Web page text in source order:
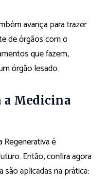
avança para trazer
de órgãos com o
que fazem,
órgão lesado.
a Medicina
Regenerativa é
Então, confira agora
aplicadas na prática: